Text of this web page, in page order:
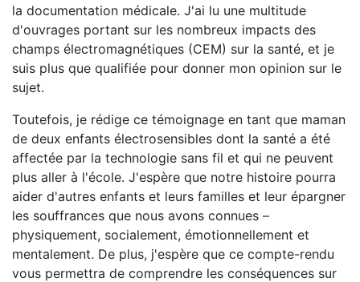
la documentation médicale. J'ai lu une multitude
d'ouvrages portant sur les nombreux impacts des
champs électromagnétiques (CEM) sur la santé, et je
suis plus que qualifiée pour donner mon opinion sur le
sujet.
Toutefois, je rédige ce témoignage en tant que maman
de deux enfants électrosensibles dont la santé a été
affectée par la technologie sans fil et qui ne peuvent
plus aller à l'école. J'espère que notre histoire pourra
aider d'autres enfants et leurs familles et leur épargner
les souffrances que nous avons connues –
physiquement, socialement, émotionnellement et
mentalement. De plus, j'espère que ce compte-rendu
vous permettra de comprendre les conséquences sur